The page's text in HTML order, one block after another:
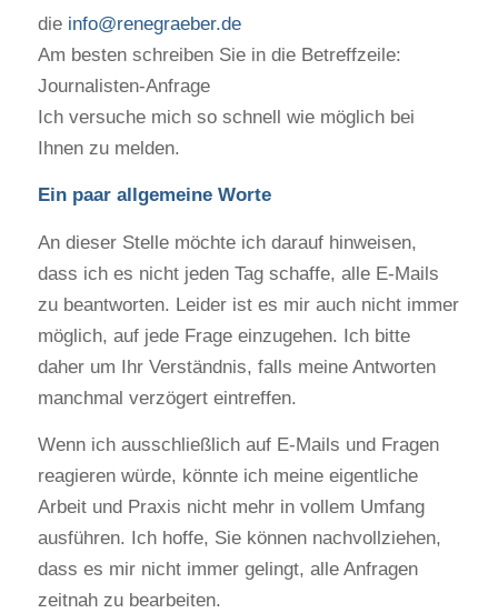
die info@renegraeber.de
Am besten schreiben Sie in die Betreffzeile:
Journalisten-Anfrage
Ich versuche mich so schnell wie möglich bei
Ihnen zu melden.
Ein paar allgemeine Worte
An dieser Stelle möchte ich darauf hinweisen,
dass ich es nicht jeden Tag schaffe, alle E-Mails
zu beantworten. Leider ist es mir auch nicht immer
möglich, auf jede Frage einzugehen. Ich bitte
daher um Ihr Verständnis, falls meine Antworten
manchmal verzögert eintreffen.
Wenn ich ausschließlich auf E-Mails und Fragen
reagieren würde, könnte ich meine eigentliche
Arbeit und Praxis nicht mehr in vollem Umfang
ausführen. Ich hoffe, Sie können nachvollziehen,
dass es mir nicht immer gelingt, alle Anfragen
zeitnah zu bearbeiten.